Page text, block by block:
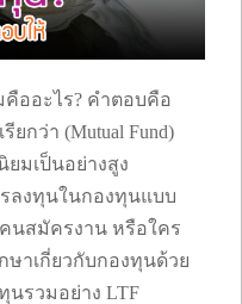
อะไร? คำตอบคือ
กว่า (Mutual Fund)
มเป็นอย่างสูง
ลงทุนในกองทุนแบบ
นสมัครงาน หรือใคร
ษาเกี่ยวกับกองทุนด้วย
นรวมอย่าง LTF